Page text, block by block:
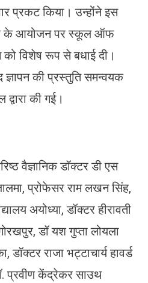
प्रकट किया। उन्होंने इस
के आयोजन पर स्कूल ऑफ
विशेष रूप से बधाई दी।
की प्रस्तुति समन्वयक
की गई।
वैज्ञानिक डॉक्टर डी एस
प्रोफेसर राम लखन सिंह,
अयोध्या, डॉक्टर हीरावती
डॉ यश गुप्ता लोयला
डॉक्टर राजा भट्टाचार्य हावर्ड
प्रवीण केंद्रेकर साउथ